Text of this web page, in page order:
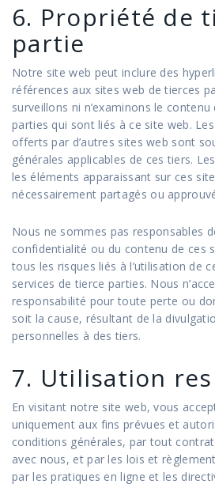
6. Propriété de
partie
Notre site web peut inclure des
références aux sites web de tierces
surveillons ni n’examinons le
parties qui sont liés à ce site web.
offerts par d’autres sites web sont
générales applicables de ces tiers.
les éléments apparaissant sur ces
nécessairement partagés ou
Nous ne sommes pas responsables
confidentialité ou du contenu de ces
tous les risques liés à l’utilisation de
services de tierce parties. Nous
responsabilité pour toute perte ou
soit la cause, résultant de la
personnelles à des tiers.
7. Utilisation
En visitant notre site web, vous
uniquement aux fins prévues et
conditions générales, par tout
avec nous, et par les lois et
par les pratiques en ligne et les